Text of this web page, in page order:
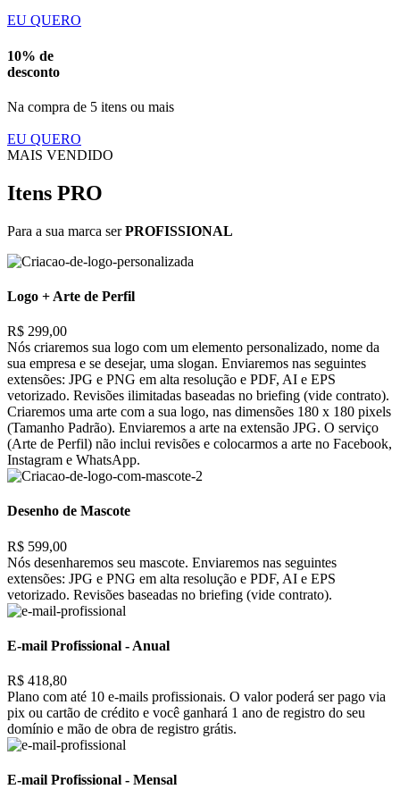
EU QUERO
10% de
desconto
Na compra de 5 itens ou mais
EU QUERO
MAIS VENDIDO
Itens PRO
Para a sua marca serPROFISSIONAL
Logo + Arte de Perfil
R$ 299,00
Nós criaremos sua logo com um elemento personalizado, nome da
sua empresa e se desejar, uma slogan. Enviaremos nas seguintes
extensões: JPG e PNG em alta resolução e PDF, AI e EPS
vetorizado. Revisões ilimitadas baseadas no briefing (vide contrato).
Criaremos uma arte com a sua logo, nas dimensões 180 x 180 pixels
(Tamanho Padrão). Enviaremos a arte na extensão JPG. O serviço
(Arte de Perfil) não inclui revisões e colocarmos a arte no Facebook,
Instagram e WhatsApp.
Desenho de Mascote
R$ 599,00
Nós desenharemos seu mascote. Enviaremos nas seguintes
extensões: JPG e PNG em alta resolução e PDF, AI e EPS
vetorizado. Revisões baseadas no briefing (vide contrato).
E-mail Profissional - Anual
R$ 418,80
Plano com até 10 e-mails profissionais. O valor poderá ser pago via
pix ou cartão de crédito e você ganhará 1 ano de registro do seu
domínio e mão de obra de registro grátis.
E-mail Profissional - Mensal